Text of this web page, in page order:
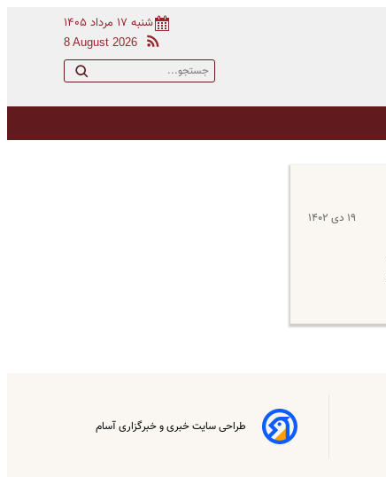
شنبه ۱۷ مرداد ۱۴۰۵
8 August 2026
۱۹ دی ۱۴۰۲
طراحی سایت خبری و خبرگزاری آسام